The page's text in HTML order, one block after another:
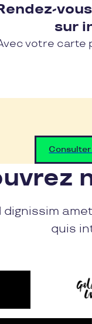
sur
votre carte
Consulter
dignissim
quis